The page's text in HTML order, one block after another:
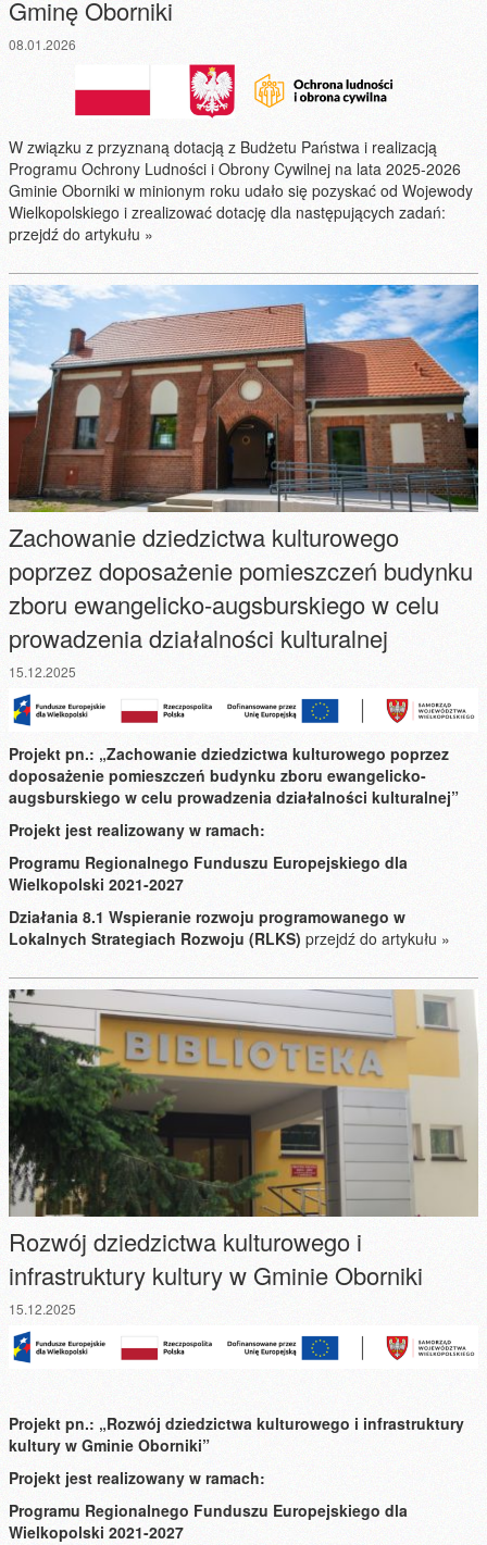
Gminę Oborniki
08.01.2026
W związku z przyznaną dotacją z Budżetu Państwa i realizacją
Programu Ochrony Ludności i Obrony Cywilnej na lata 2025-2026
Gminie Oborniki w minionym roku udało się pozyskać od Wojewody
Wielkopolskiego i zrealizować dotację dla następujących zadań:
przejdź do artykułu »
Zachowanie dziedzictwa kulturowego
poprzez doposażenie pomieszczeń budynku
zboru ewangelicko-augsburskiego w celu
prowadzenia działalności kulturalnej
15.12.2025
Projekt pn.: „Zachowanie dziedzictwa kulturowego poprzez
doposażenie pomieszczeń budynku zboru ewangelicko-
augsburskiego w celu prowadzenia działalności kulturalnej”
Projekt jest realizowany w ramach:
Programu Regionalnego Funduszu Europejskiego dla
Wielkopolski 2021-2027
Działania 8.1 Wspieranie rozwoju programowanego w
Lokalnych Strategiach Rozwoju (RLKS) przejdź do artykułu »
Rozwój dziedzictwa kulturowego i
infrastruktury kultury w Gminie Oborniki
15.12.2025
Projekt pn.: „Rozwój dziedzictwa kulturowego i infrastruktury
kultury w Gminie Oborniki”
Projekt jest realizowany w ramach:
Programu Regionalnego Funduszu Europejskiego dla
Wielkopolski 2021-2027